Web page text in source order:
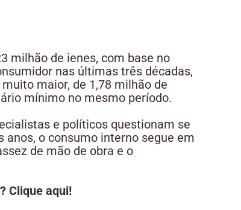
milhão de ienes, com base no
nas últimas três décadas,
maior, de 1,78 milhão de
mínimo no mesmo período.
e políticos questionam se
o consumo interno segue em
de mão de obra e o
Clique aqui!